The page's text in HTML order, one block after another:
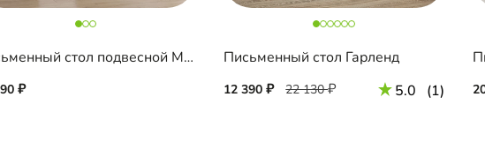
Письменный стол подвесной Мобаро-7 Письменный стол Гарленд
12 390 22 130 5.0 (1)